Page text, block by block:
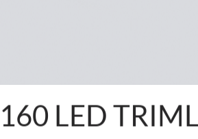
LED
WSPARCIE I KONTAKT